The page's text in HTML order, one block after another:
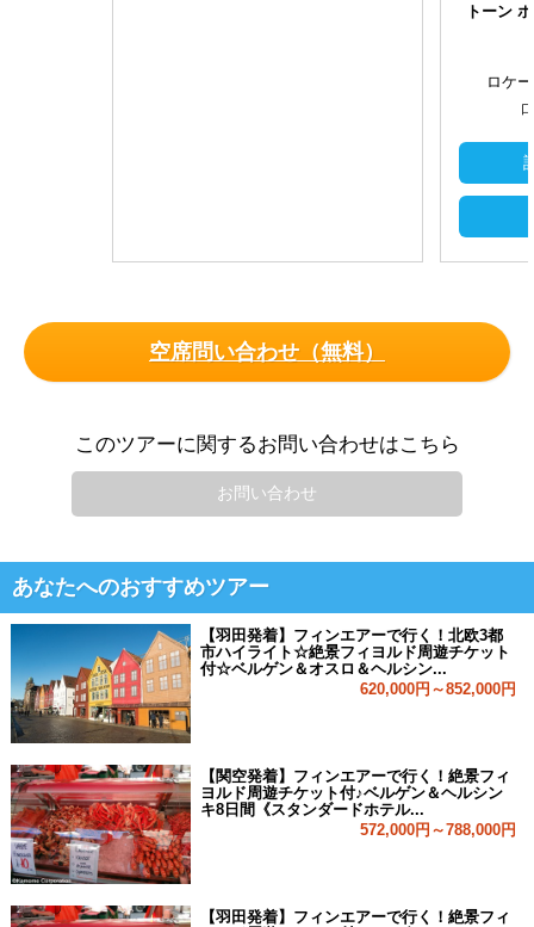
トーン
ロケ
空席問い合わせ（無料）
このツアーに関するお問い合わせはこちら
お問い合わせ
あなたへのおすすめツアー
【羽田発着】フィンエアーで行く！北欧3都
市ハイライト☆絶景フィヨルド周遊チケット
付☆ベルゲン＆オスロ＆ヘルシン...
620,000円～852,000円
【関空発着】フィンエアーで行く！絶景フィ
ヨルド周遊チケット付♪ベルゲン＆ヘルシン
キ8日間《スタンダードホテル...
572,000円～788,000円
【羽田発着】フィンエアーで行く！絶景フィ